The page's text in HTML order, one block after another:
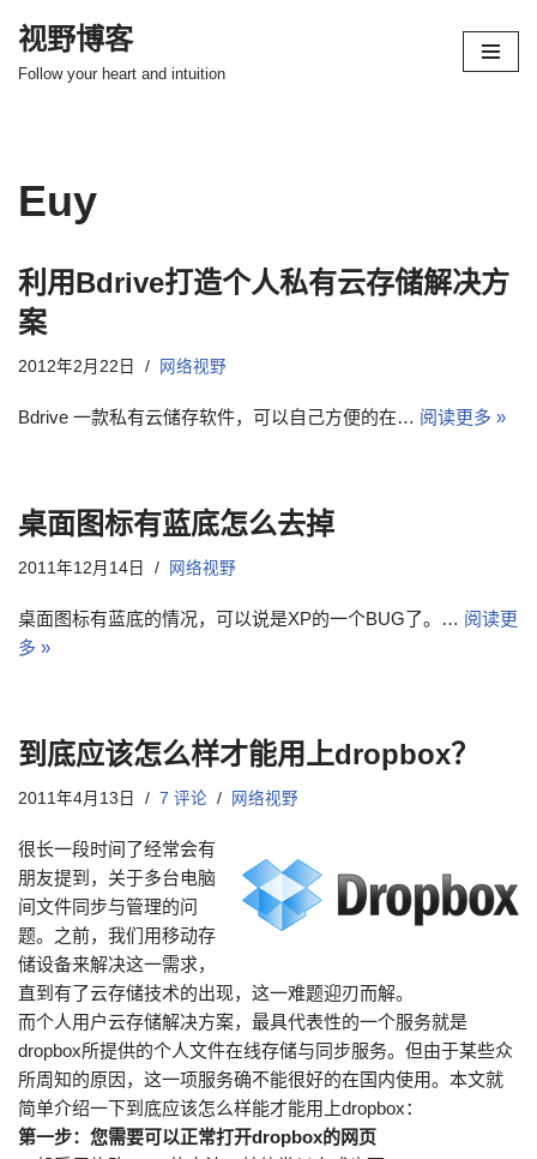
跳
视野博客
Follow your heart and intuition
Euy
利用Bdrive打造个人私有云存储解决方
案
2012年2月22日 网络视野
Bdrive 一款私有云储存软件，可以自己方便的在… 阅读更多 »
桌面图标有蓝底怎么去掉
2011年12月14日 网络视野
桌面图标有蓝底的情况，可以说是XP的一个BUG了。… 阅读更
多 »
到底应该怎么样才能用上dropbox？
2011年4月13日 7 评论 网络视野
很长一段时间了经常会有
朋友提到，关于多台电脑
间文件同步与管理的问
题。之前，我们用移动存
储设备来解决这一需求，
直到有了云存储技术的出现，这一难题迎刃而解。
而个人用户云存储解决方案，最具代表性的一个服务就是
dropbox所提供的个人文件在线存储与同步服务。但由于某些众
所周知的原因，这一项服务确不能很好的在国内使用。本文就
简单介绍一下到底应该怎么样能才能用上dropbox：
第一步：您需要可以正常打开dropbox的网页